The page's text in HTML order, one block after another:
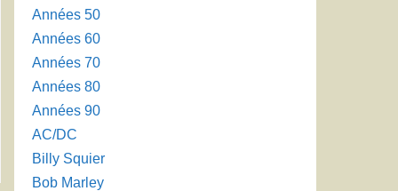
Années 50
Années 60
Années 70
Années 80
Années 90
AC/DC
Billy Squier
Bob Marley